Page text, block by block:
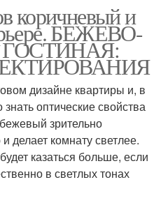
коричневый и
БЕЖЕВО-
дизайне квартиры и, в
оптические свойства
зрительно
делает комнату светлее.
казаться больше, если
в светлых тонах